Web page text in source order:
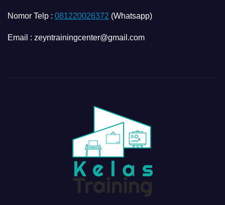
Nomor Telp : 081220026372 (Whatsapp)
Email : zeyntrainingcenter@gmail.com